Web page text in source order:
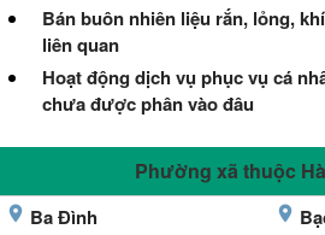
Bán buôn nhiên liệu rắn, lỏng,
liên quan
Hoạt động dịch vụ phục vụ cá
chưa được phân vào đâu
Phường xã thuộc
Ba Đình